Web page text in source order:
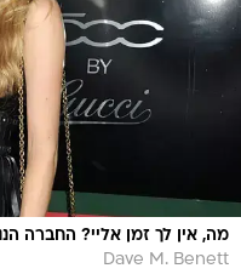
מה, אין לך זמן אליי? החברה
Dave M. Benett